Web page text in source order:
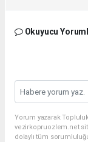
Okuyucu
Yorum yazarak
vezirkopruozlem.net
dolaylı tüm